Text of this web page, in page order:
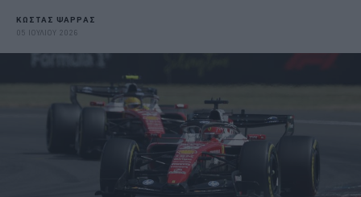
ΚΩΣΤΑΣ ΨΑΡΡΑΣ
05 ΙΟΥΛΙΟΥ 2026